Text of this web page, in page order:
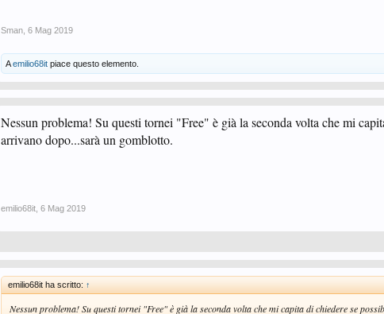
Sman 6 Mag 2019
Aemilio68it piace questo elemento.
Nessun problema! Su questi tornei "Free" è già la seconda volta che mi
arrivano dopo...sarà un gomblotto.
emilio68it 6 Mag 2019
emilio68it ha scritto: ↑
Nessun problema! Su questi tornei "Free" è già la seconda volta che mi capita di chiedere se